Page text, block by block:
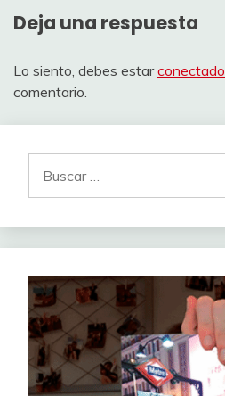
Deja una respuesta
Lo siento, debes estarconectado
comentario.